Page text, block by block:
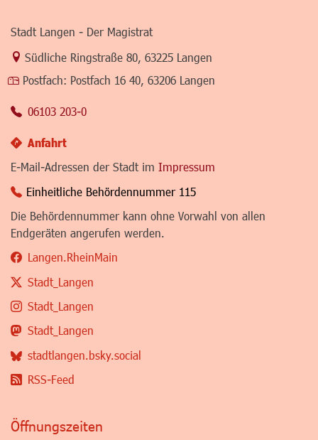
Stadt Langen - Der Magistrat
Link zur Google-Maps Navigation
Südliche Ringstraße 80 63225 Langen
Postfach: Postfach 16 40, 63206 Langen
06103 203-0
Anfahrt
E-Mail-Adressen der Stadt im Impressum
Einheitliche Behördennummer 115
Die Behördennummer kann ohne Vorwahl von allen
Endgeräten angerufen werden.
Langen.RheinMain
Stadt_Langen
Stadt_Langen
Stadt_Langen
stadtlangen.bsky.social
RSS-Feed
Öffnungszeiten